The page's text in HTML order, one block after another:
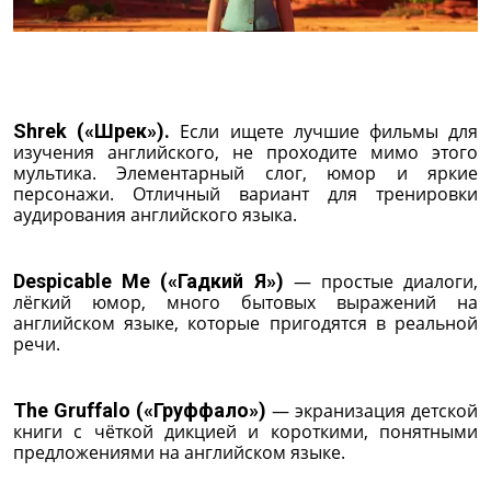
Shrek («Шрек»). Если ищете лучшие фильмы для
изучения английского, не проходите мимо этого
мультика. Элементарный слог, юмор и яркие
персонажи. Отличный вариант для тренировки
аудирования английского языка.
Despicable Me («Гадкий Я») — простые диалоги,
лёгкий юмор, много бытовых выражений на
английском языке, которые пригодятся в реальной
речи.
The Gruffalo («Груффало») — экранизация детской
книги с чёткой дикцией и короткими, понятными
предложениями на английском языке.